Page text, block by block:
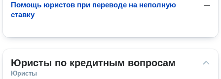
—
Помощь юристов при переводе на неполную
ставку
Юристы по кредитным вопросам
Юристы